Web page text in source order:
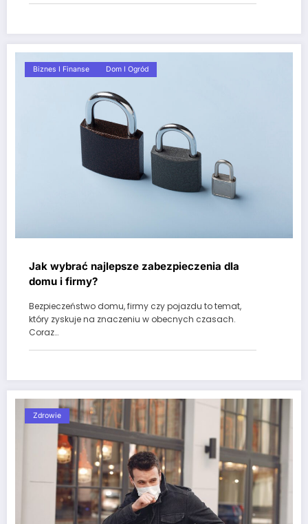
Biznes I Finanse Dom I Ogród
Jak wybrać najlepsze zabezpieczenia dla
domu i firmy?
Bezpieczeństwo domu, firmy czy pojazdu to temat,
który zyskuje na znaczeniu w obecnych czasach.
Coraz…
Zdrowie